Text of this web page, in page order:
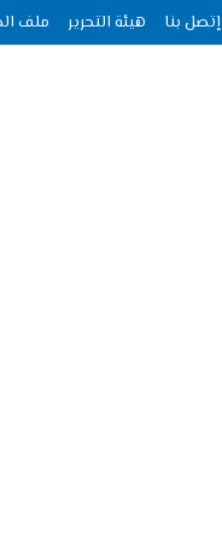
إتصل بنا هيئة التحرير ملف الصحافة